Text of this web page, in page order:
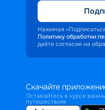
Нажимая
Политику обработки
даёте согласие на
Скачайте
Оставайтесь в курсе
путешествиях